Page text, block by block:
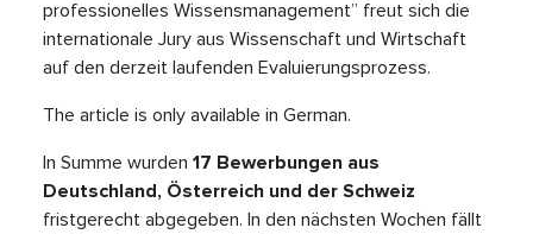
professionelles Wissensmanagement” freut sich die
internationale Jury aus Wissenschaft und Wirtschaft
auf den derzeit laufenden Evaluierungsprozess.
The article is only available in German.
In Summe wurden 17 Bewerbungen aus
Deutschland, Österreich und der Schweiz
fristgerecht abgegeben. In den nächsten Wochen fällt